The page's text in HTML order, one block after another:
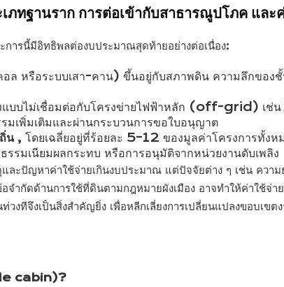
ทฐานราก การต่อเข้ากับสาธารณูปโภค และ
ารนี้มีอิทธิพลต่องบประมาณสุดท้ายอย่างต่อเนื่อง:
อล หรือระบบเสา-คาน) ขึ้นอยู่กับสภาพดิน ความลึกข
แบบไม่เชื่อมต่อกับโครงข่ายไฟฟ้าหลัก (off-grid) เช่น
มเพิ่มเติมและผ่านกระบวนการขอใบอนุญาต
น , โดยเฉลี่ยอยู่ที่ร้อยละ 5–12 ของมูลค่าโครงการทั้ง
มเนียมผลกระทบ หรือการอนุมัติจากหน่วยงานดับเพลิง
ละปัญหาค่าใช้จ่ายเกินงบประมาณ แต่ปัจจัยต่าง ๆ เช่น คว
านการใช้ที่ดินตามกฎหมายผังเมือง อาจทำให้ค่าใช้จ่า
งทีจึงเป็นสิ่งสำคัญยิ่ง เพื่อหลีกเลี่ยงการเปลี่ยนแปลงขอบเ
cabin)?